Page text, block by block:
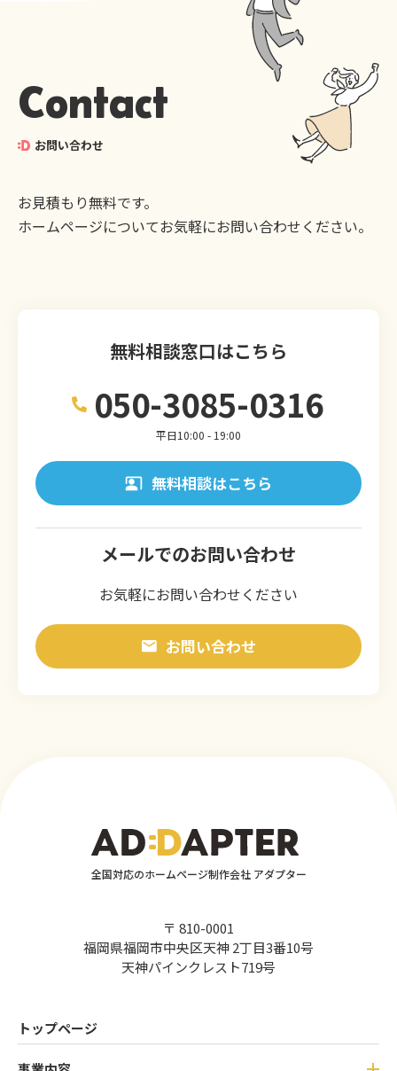
Contact
お問い合わせ
お見積もり無料です。
ホームページについてお気軽にお問い合わせください。
無料相談窓口はこちら
050-3085-0316
平日10:00 - 19:00
無料相談はこちら
メールでのお問い合わせ
お気軽にお問い合わせください
お問い合わせ
全国対応のホームページ制作会社 アダプター
〒 810-0001
福岡県福岡市中央区天神 2丁目3番10号
天神パインクレスト719号
トップページ